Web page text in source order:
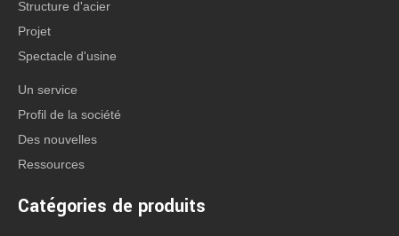
Structure d'acier
Projet
Spectacle d'usine
Un service
Profil de la société
Des nouvelles
Ressources
Catégories de produits